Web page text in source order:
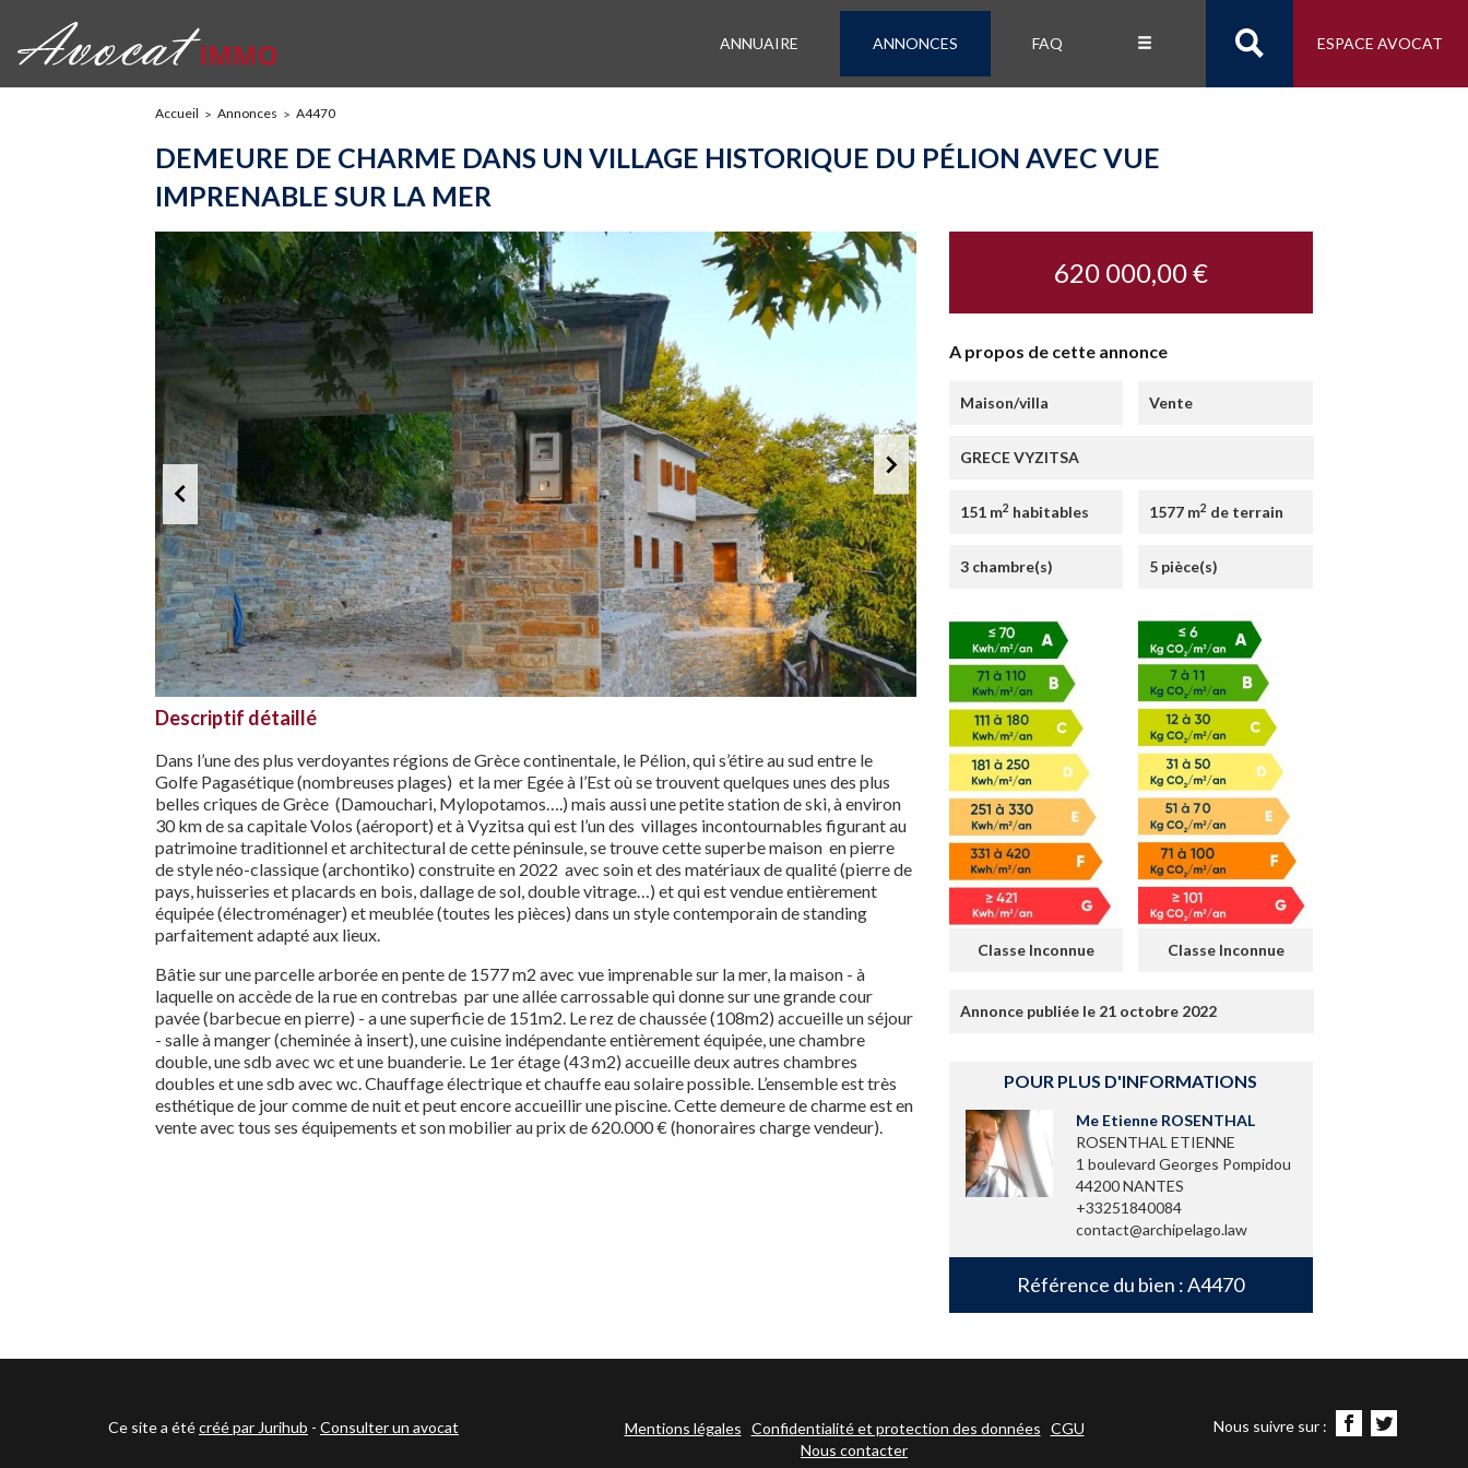
ANNUAIRE ANNONCES FAQ ESPACE AVOCAT
Accueil Annonces A4470
DEMEURE DE CHARME DANS UN VILLAGE HISTORIQUE DU PÉLION AVEC VUE
IMPRENABLE SUR LA MER
Descriptif détaillé
Dans l’une des plus verdoyantes régions de Grèce continentale, le Pélion, qui s’étire au sud entre le
Golfe Pagasétique (nombreuses plages) et la mer Egée à l’Est où se trouvent quelques unes des plus
belles criques de Grèce (Damouchari, Mylopotamos….) mais aussi une petite station de ski, à environ
30 km de sa capitale Volos (aéroport) et à Vyzitsa qui est l’un des villages incontournables figurant au
patrimoine traditionnel et architectural de cette péninsule, se trouve cette superbe maison en pierre
de style néo-classique (archontiko) construite en 2022 avec soin et des matériaux de qualité (pierre de
pays, huisseries et placards en bois, dallage de sol, double vitrage…) et qui est vendue entièrement
équipée (électroménager) et meublée (toutes les pièces) dans un style contemporain de standing
parfaitement adapté aux lieux.
Bâtie sur une parcelle arborée en pente de 1577 m2 avec vue imprenable sur la mer, la maison - à
laquelle on accède de la rue en contrebas par une allée carrossable qui donne sur une grande cour
pavée (barbecue en pierre) - a une superficie de 151m2. Le rez de chaussée (108m2) accueille un séjour
- salle à manger (cheminée à insert), une cuisine indépendante entièrement équipée, une chambre
double, une sdb avec wc et une buanderie. Le 1er étage (43 m2) accueille deux autres chambres
doubles et une sdb avec wc. Chauffage électrique et chauffe eau solaire possible. L’ensemble est très
esthétique de jour comme de nuit et peut encore accueillir une piscine. Cette demeure de charme est en
vente avec tous ses équipements et son mobilier au prix de 620.000 € (honoraires charge vendeur).
620 000,00 €
A propos de cette annonce
Maison/villa Vente
GRECE VYZITSA
151 m2 habitables 1577 m2 de terrain
3 chambre(s) 5 pièce(s)
Classe Inconnue Classe Inconnue
Annonce publiée le 21 octobre 2022
POUR PLUS D'INFORMATIONS
Me Etienne ROSENTHAL
ROSENTHAL ETIENNE
1 boulevard Georges Pompidou
44200 NANTES
+33251840084
contact@archipelago.law
Référence du bien : A4470
Ce site a étécréé par Jurihub - Consulter un avocat Mentions légales Confidentialité et protection des données CGU
Nous contacter
Nous suivre sur :